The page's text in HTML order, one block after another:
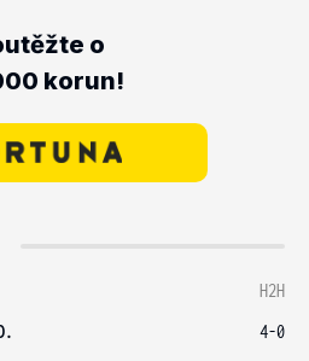
o
korun!
H2H
4-0